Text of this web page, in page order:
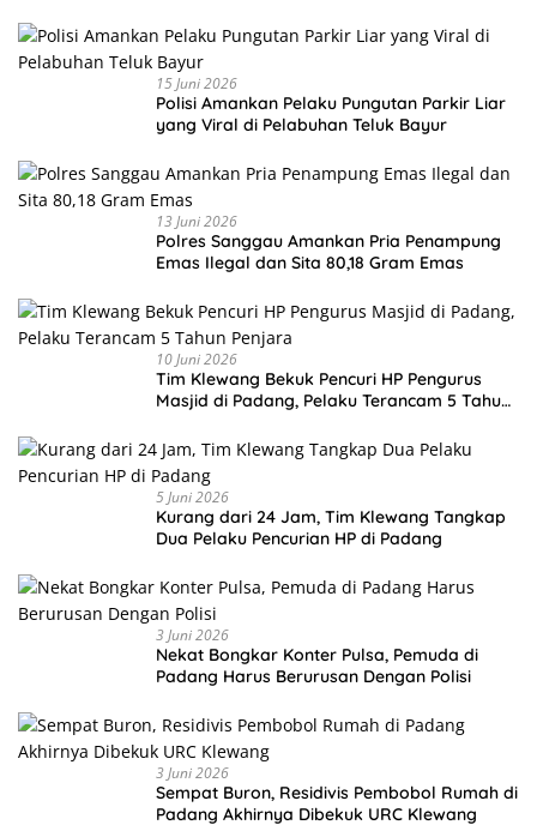
15 Juni 2026
Polisi Amankan Pelaku Pungutan Parkir Liar
yang Viral di Pelabuhan Teluk Bayur
13 Juni 2026
Polres Sanggau Amankan Pria Penampung
Emas Ilegal dan Sita 80,18 Gram Emas
10 Juni 2026
Tim Klewang Bekuk Pencuri HP Pengurus
Masjid di Padang, Pelaku Terancam 5 Tahun
5 Juni 2026
Kurang dari 24 Jam, Tim Klewang Tangkap
Dua Pelaku Pencurian HP di Padang
3 Juni 2026
Nekat Bongkar Konter Pulsa, Pemuda di
Padang Harus Berurusan Dengan Polisi
3 Juni 2026
Sempat Buron, Residivis Pembobol Rumah di
Padang Akhirnya Dibekuk URC Klewang